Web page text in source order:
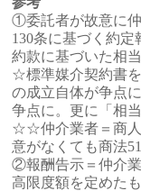
①委託者が故意に
130条に基づく約
約款に基づいた相
☆標準媒介契約書
の成立自体が争点
争点に。更に「相
☆☆仲介業者＝商人
意がなくても商法
②報酬告示＝仲介
高限度額を定めた